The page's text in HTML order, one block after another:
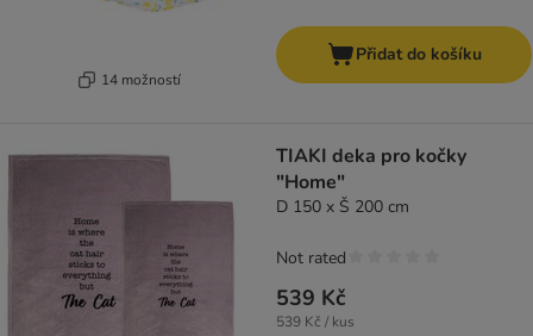
14 možností
Přidat do košíku
TIAKI deka pro kočky
"Home"
D 150 x Š 200 cm
539 Kč
539 Kč / kus
Not rated